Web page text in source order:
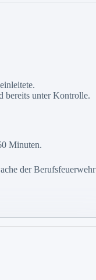
bereits unter Kontrolle.
Minuten.
der Berufsfeuerwehr